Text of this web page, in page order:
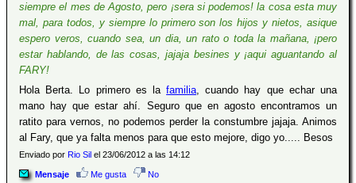
siempre el mes de Agosto, pero ¡sera si podemos! la cosa esta muy
mal, para todos, y siempre lo primero son los hijos y nietos, asique
espero veros, cuando sea, un dia, un rato o toda la mañana, ¡pero
estar hablando, de las cosas, jajaja besines y ¡aqui aguantando al
FARY!
Hola Berta. Lo primero es lafamilia, cuando hay que echar una
mano hay que estar ahí. Seguro que en agosto encontramos un
ratito para vernos, no podemos perder la constumbre jajaja. Animos
al Fary, que ya falta menos para que esto mejore, digo yo..... Besos
Enviado por Rio Sil el 23/06/2012 a las 14:12
Mensaje Me gusta No